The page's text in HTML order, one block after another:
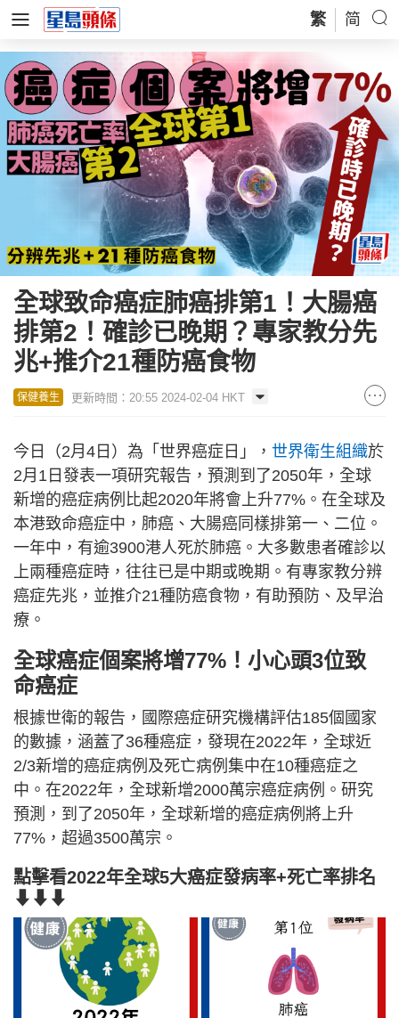
繁 简
全球致命癌症肺癌排第1！大腸癌
排第2！確診已晚期？專家教分先
兆+推介21種防癌食物
保健養生 更新時間：20:55 2024-02-04 HKT
今日（2月4日）為「世界癌症日」， 世界衛生組織於
2月1日發表一項研究報告，預測到了2050年，全球
新增的癌症病例比起2020年將會上升77%。在全球及
本港致命癌症中，肺癌、大腸癌同樣排第一、二位。
一年中，有逾3900港人死於肺癌。大多數患者確診以
上兩種癌症時，往往已是中期或晚期。有專家教分辨
癌症先兆，並推介21種防癌食物，有助預防、及早治
療。
全球癌症個案將增77%！小心頭3位致
命癌症
根據世衛的報告，國際癌症研究機構評估185個國家
的數據，涵蓋了36種癌症，發現在2022年，全球近
2/3新增的癌症病例及死亡病例集中在10種癌症之
中。在2022年，全球新增2000萬宗癌症病例。研究
預測，到了2050年，全球新增的癌症病例將上升
77%，超過3500萬宗。
點擊看2022年全球5大癌症發病率+死亡率排名
⬇⬇⬇